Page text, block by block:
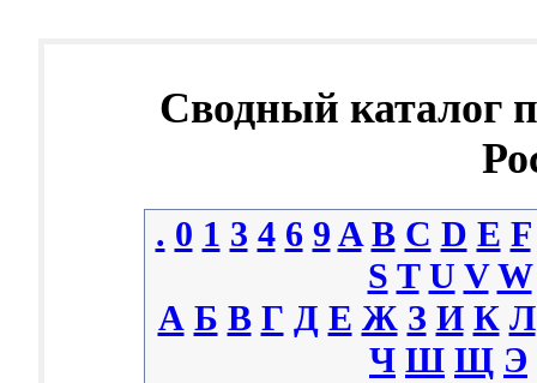
Сводный каталог
. 0 1 3 4 6 9 A B C D E F
S T U V W
А Б В Г Д Е Ж З И К Л
Ч Ш Щ Э